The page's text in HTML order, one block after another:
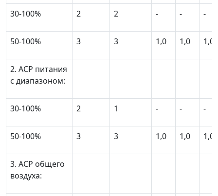
30-100% 2 2 - - -
50-100% 3 3 1,0 1,0 1,0
2. ACР питания
с диапазоном:
30-100% 2 1 - - -
50-100% 3 3 1,0 1,0 1,0
3. ACР общего
воздуха: